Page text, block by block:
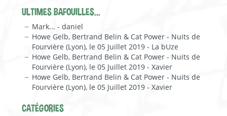
ULTIMES BAFOUILLES...
Mark... - daniel
Howe Gelb, Bertrand Belin & Cat Power - Nuits de
Fourvière (Lyon), le 05 Juillet 2019 - La bUze
Howe Gelb, Bertrand Belin & Cat Power - Nuits de
Fourvière (Lyon), le 05 Juillet 2019 - Xavier
Howe Gelb, Bertrand Belin & Cat Power - Nuits de
Fourvière (Lyon), le 05 Juillet 2019 - Xavier
CATÉGORIES